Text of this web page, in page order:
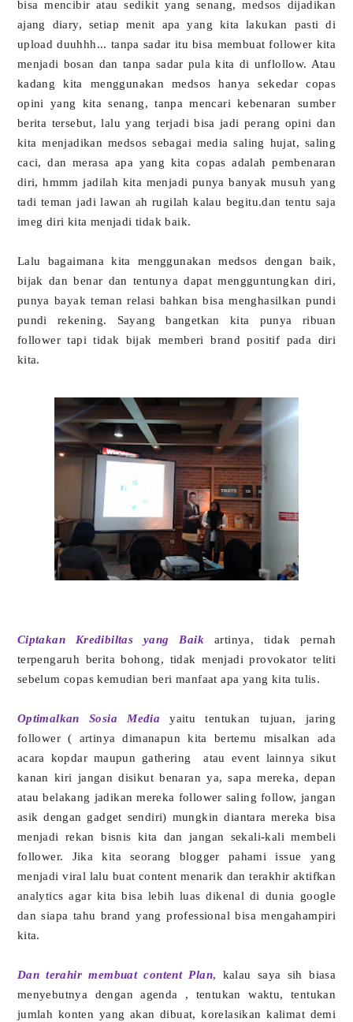
bisa mencibir atau sedikit yang senang, medsos dijadikan
ajang diary, setiap menit apa yang kita lakukan pasti di
upload duuhhh... tanpa sadar itu bisa membuat follower kita
menjadi bosan dan tanpa sadar pula kita di unflollow. Atau
kadang kita menggunakan medsos hanya sekedar copas
opini yang kita senang, tanpa mencari kebenaran sumber
berita tersebut, lalu yang terjadi bisa jadi perang opini dan
kita menjadikan medsos sebagai media saling hujat, saling
caci, dan merasa apa yang kita copas adalah pembenaran
diri, hmmm jadilah kita menjadi punya banyak musuh yang
tadi teman jadi lawan ah rugilah kalau begitu.dan tentu saja
imeg diri kita menjadi tidak baik.
Lalu bagaimana kita menggunakan medsos dengan baik,
bijak dan benar dan tentunya dapat mengguntungkan diri,
punya bayak teman relasi bahkan bisa menghasilkan pundi
pundi rekening. Sayang bangetkan kita punya ribuan
follower tapi tidak bijak memberi brand positif pada diri
kita.
Ciptakan Kredibiltas yang Baik artinya, tidak pernah
terpengaruh berita bohong, tidak menjadi provokator teliti
sebelum copas kemudian beri manfaat apa yang kita tulis.
Optimalkan Sosia Media yaitu tentukan tujuan, jaring
follower ( artinya dimanapun kita bertemu misalkan ada
acara kopdar maupun gathering
atau event lainnya sikut
kanan kiri jangan disikut benaran ya, sapa mereka, depan
atau belakang jadikan mereka follower saling follow, jangan
asik dengan gadget sendiri) mungkin diantara mereka bisa
menjadi rekan bisnis kita dan jangan sekali-kali membeli
follower. Jika kita seorang blogger pahami issue yang
menjadi viral lalu buat content menarik dan terakhir aktifkan
analytics agar kita bisa lebih luas dikenal di dunia google
dan siapa tahu brand yang professional bisa mengahampiri
kita.
Dan terahir membuat content Plan, kalau saya sih biasa
menyebutnya dengan agenda , tentukan waktu, tentukan
jumlah konten yang akan dibuat, korelasikan kalimat demi